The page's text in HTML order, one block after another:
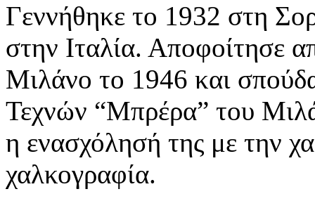
Γεννήθηκε το 1932 στη
στην Ιταλία. Αποφοίτησε
Μιλάνο το 1946 και
Τεχνών “Μπρέρα” του
η ενασχόλησή της με την
χαλκογραφία.